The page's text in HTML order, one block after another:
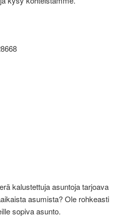
kalustettuja asuntoja tarjoava
asumista? Ole rohkeasti
sopiva asunto.